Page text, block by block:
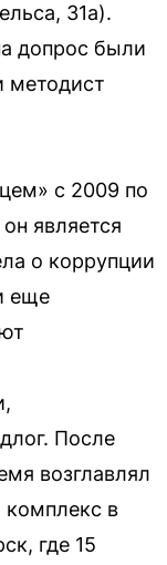
31а).
допрос были
методист
с 2009 по
является
о коррупции
еще
После
возглавлял
комплекс в
где 15